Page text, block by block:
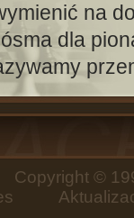
na
dla
©